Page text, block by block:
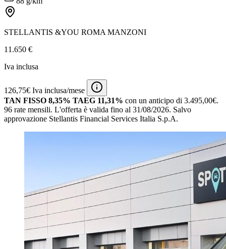
STELLANTIS &YOU ROMA MANZONI
11.650 €
Iva inclusa
126,75€ Iva inclusa/mese
TAN FISSO 8,35% TAEG 11,31% con un anticipo di 3.495,00€.
96 rate mensili. L'offerta è valida fino al 31/08/2026. Salvo
approvazione Stellantis Financial Services Italia S.p.A.